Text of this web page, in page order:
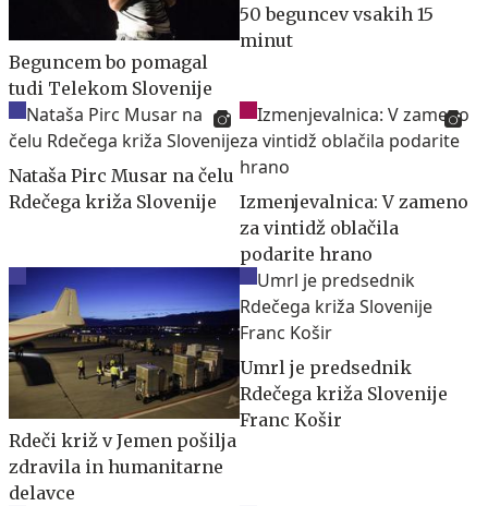
Beguncem bo pomagal
tudi Telekom Slovenije
50 beguncev vsakih 15
minut
Nataša Pirc Musar na čelu
Rdečega križa Slovenije
Izmenjevalnica: V zameno
za vintidž oblačila
podarite hrano
Rdeči križ v Jemen pošilja
zdravila in humanitarne
delavce
Umrl je predsednik
Rdečega križa Slovenije
Franc Košir